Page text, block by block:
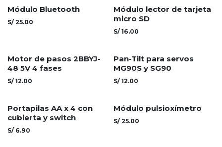
Módulo Bluetooth
S/ 25.00
Módulo lector de tarjeta
micro SD
S/ 16.00
Motor de pasos 2BBYJ-
48 5V 4 fases
S/ 12.00
Pan-Tilt para servos
MG90S y SG90
S/ 12.00
Portapilas AA x 4 con
cubierta y switch
S/ 6.90
Módulo pulsioxímetro
S/ 25.00